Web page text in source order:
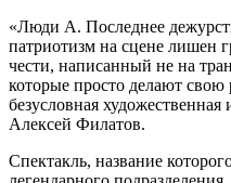
«Люди А. Последнее
патриотизм на сцене лишен
чести, написанный не на
которые просто делают
безусловная художественная
Алексей Филатов.
Спектакль, название